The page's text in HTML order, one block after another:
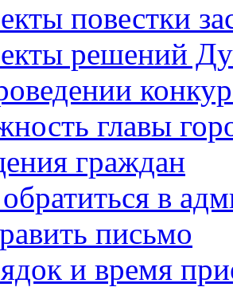
повестки
решений
главы
граждан
в
письмо
и время